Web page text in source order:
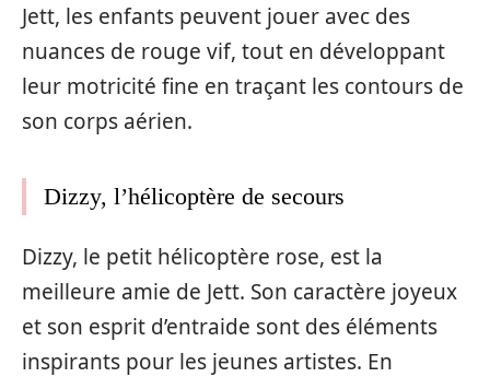
Jett, les enfants peuvent jouer avec des
nuances de rouge vif, tout en développant
leur motricité fine en traçant les contours de
son corps aérien.
Dizzy, l’hélicoptère de secours
Dizzy, le petit hélicoptère rose, est la
meilleure amie de Jett. Son caractère joyeux
et son esprit d’entraide sont des éléments
inspirants pour les jeunes artistes. En